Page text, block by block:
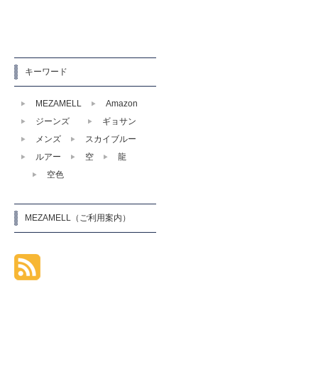
キーワード
MEZAMELL
Amazon
ジーンズ
ギョサン
メンズ
スカイブルー
ルアー
空
龍
空色
MEZAMELL（ご利用案内）